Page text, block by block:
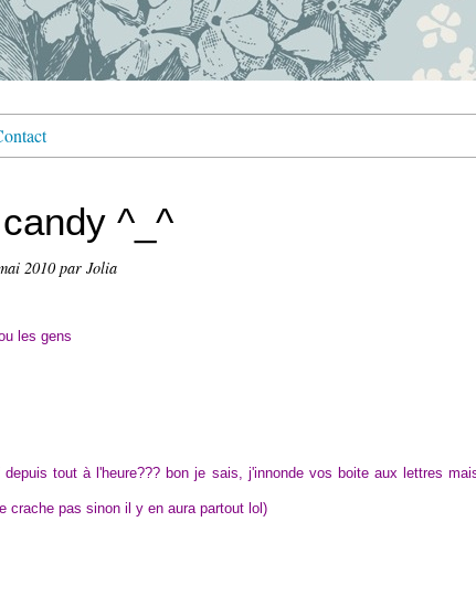
^_^
2010par Jolia
les gens
depuis tout à l'heure??? bon je sais, j'innonde vos boite aux lettres
crache pas sinon il y en aura partout lol)